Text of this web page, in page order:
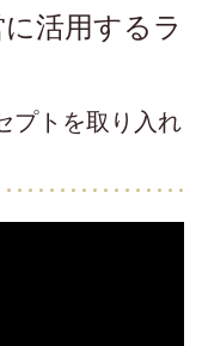
活用するラ
プトを取り入れ